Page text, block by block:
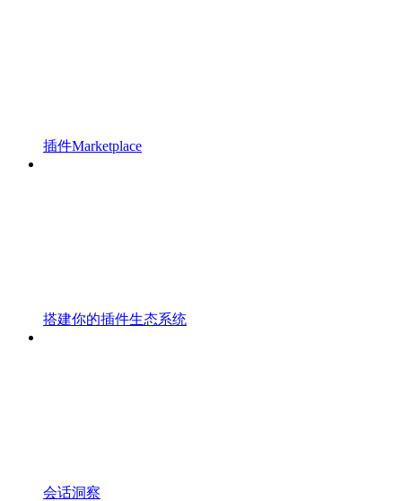
插件Marketplace
搭建你的插件生态系统
会话洞察